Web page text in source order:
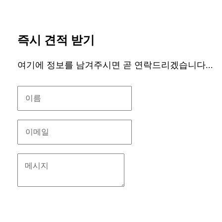
즉시 견적 받기
여기에 정보를 남겨주시면 곧 연락드리겠습니다...